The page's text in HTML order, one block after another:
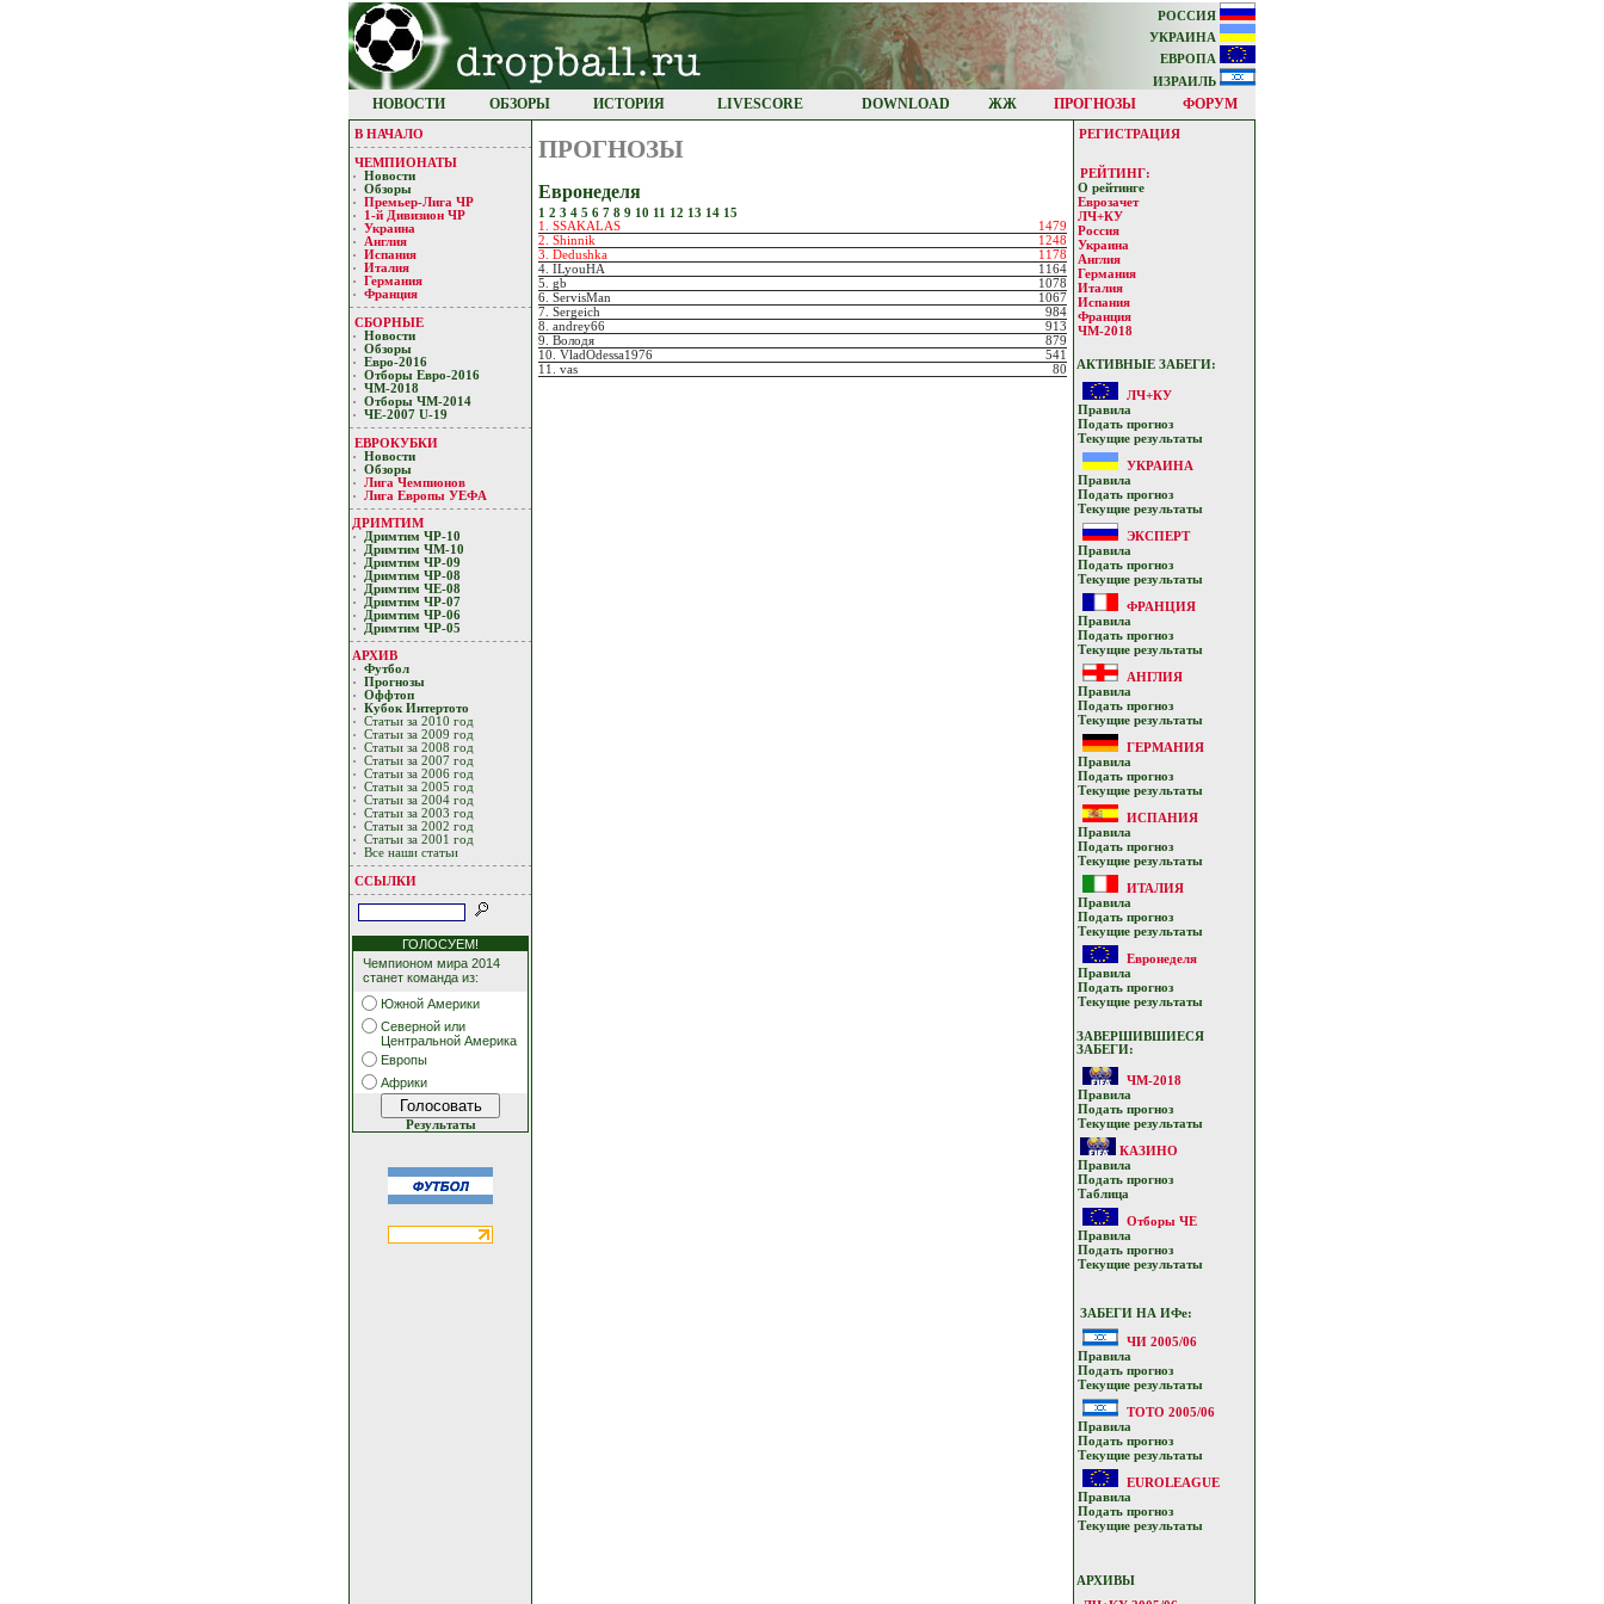
РОССИЯ
УКРАИНА
ЕВРОПА
ИЗРАИЛЬ
НОВОСТИ ОБЗОРЫ ИСТОРИЯ LIVESCORE DOWNLOAD ЖЖ ПРОГНОЗЫ ФОРУМ
В НАЧАЛО
ЧЕМПИОНАТЫ
Новости
Обзоры
Премьер-Лигa ЧР
1-й Дивизион ЧР
Украина
Англия
Испания
Италия
Германия
Франция
СБОРНЫЕ
Новости
Обзоры
Евро-2016
Отборы Евро-2016
ЧМ-2018
Отборы ЧМ-2014
ЧЕ-2007 U-19
ЕВРОКУБКИ
Новости
Обзоры
Лигa Чемпиoнoв
Лига Европы УЕФA
ДРИМТИМ
Дримтим ЧР-10
Дримтим ЧМ-10
Дримтим ЧР-09
Дримтим ЧР-08
Дримтим ЧЕ-08
Дримтим ЧР-07
Дримтим ЧР-06
Дримтим ЧР-05
АРХИВ
Футбол
Прогнозы
Оффтоп
Кубoк Интертoтo
Статьи за 2010 год
Статьи за 2009 год
Статьи за 2008 год
Статьи за 2007 год
Статьи за 2006 год
Статьи за 2005 год
Статьи за 2004 год
Статьи за 2003 год
Статьи за 2002 год
Статьи за 2001 год
Все наши статьи
ССЫЛКИ
ГОЛОСУЕМ!
Чемпионом мира 2014
станет команда из:
Южной Америки
Северной или
Центральной Америка
Европы
Африки
Результаты
ПРОГНОЗЫ
Евронеделя
1 2 3 4 5 6 7 8 9 10 11 12 13 14 15
1. SSAKALAS
1479
2. Shinnik
1248
3. Dedushka
1178
4. ILyouHA
1164
5. gb
1078
6. ServisMan
1067
7. Sergeich
984
8. andrey66
913
9. Володя
879
10. VladOdessa1976
541
11. vas
80
РЕГИСТРАЦИЯ
РЕЙТИНГ:
О рейтинге
Еврозачет
ЛЧ+КУ
Россия
Украина
Англия
Германия
Италия
Испания
Франция
ЧМ-2018
АКТИВНЫЕ ЗАБЕГИ:
ЛЧ+КУ
Прaвилa
Подать прoгнoз
Текущие результaты
УКРАИНА
Прaвилa
Подать прoгнoз
Текущие результaты
ЭКСПЕРТ
Прaвилa
Подать прoгнoз
Текущие результaты
ФРАНЦИЯ
Прaвилa
Подать прoгнoз
Текущие результaты
АНГЛИЯ
Прaвилa
Подать прoгнoз
Текущие результaты
ГЕРМАНИЯ
Прaвилa
Подать прoгнoз
Текущие результaты
ИСПАНИЯ
Прaвилa
Подать прoгнoз
Текущие результaты
ИТАЛИЯ
Прaвилa
Подать прoгнoз
Текущие результaты
Евронеделя
Прaвилa
Подать прoгнoз
Текущие результaты
ЗАВЕРШИВШИЕСЯ
ЗАБЕГИ:
ЧМ-2018
Прaвилa
Подать прoгнoз
Текущие результaты
КАЗИНО
Прaвилa
Подать прoгнoз
Таблица
Отборы ЧЕ
Прaвилa
Подать прoгнoз
Текущие результaты
ЗАБЕГИ НА ИФе:
ЧИ 2005/06
Прaвилa
Подать прoгнoз
Текущие результaты
ТОТО 2005/06
Прaвилa
Подать прoгнoз
Текущие результaты
EUROLEAGUE
Прaвилa
Подать прoгнoз
Текущие результaты
АРХИВЫ